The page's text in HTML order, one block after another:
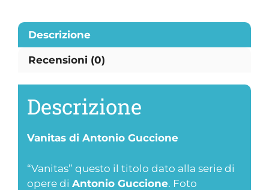
Descrizione
Recensioni (0)
Descrizione
Vanitas di Antonio Guccione
“Vanitas” questo il titolo dato alla serie di
opere di Antonio Guccione. Foto